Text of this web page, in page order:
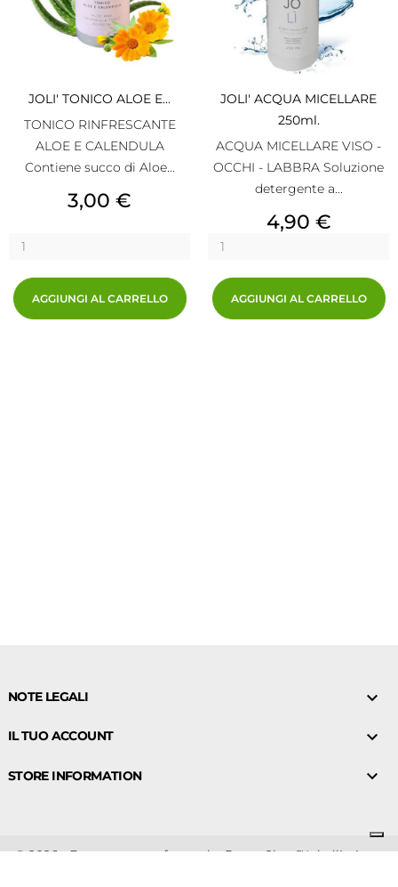
JOLI' TONICO ALOE E...
TONICO RINFRESCANTE
ALOE E CALENDULA
Contiene succo di Aloe...
Prezzo
3,00 €
AGGIUNGI AL CARRELLO
JOLI' ACQUA MICELLARE
250ml.
ACQUA MICELLARE VISO -
OCCHI - LABBRA Soluzione
detergente a...
Prezzo
4,90 €
AGGIUNGI AL CARRELLO
NOTE LEGALI 
IL TUO ACCOUNT 
STORE INFORMATION 
© 2026 - Ecommerce software by PrestaShop™- bellissima-